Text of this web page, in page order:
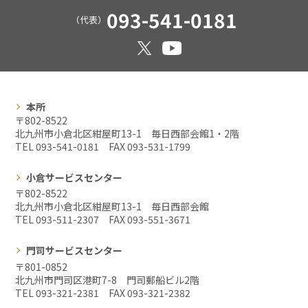
（代表） 093-541-0181
本所
〒802-8522
北九州市小倉北区紺屋町13-1 毎日西部会館1・2階
TEL 093-541-0181 FAX093-531-1799
小倉サービスセンター
〒802-8522
北九州市小倉北区紺屋町13-1 毎日西部会館
TEL 093-511-2307 FAX093-551-3671
門司サービスセンター
〒801-0852
北九州市門司区港町7-8 門司郵船ビル2階
TEL 093-321-2381 FAX093-321-2382